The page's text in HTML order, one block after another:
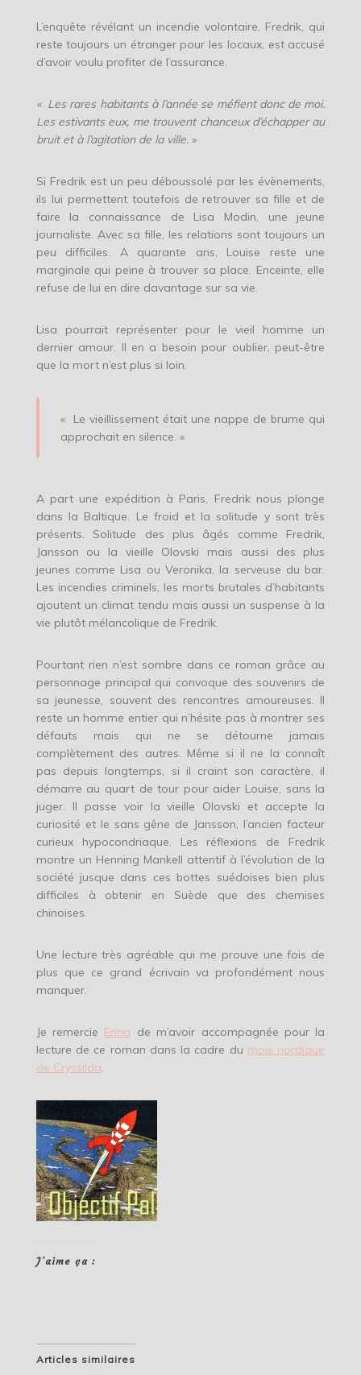
L’enquête révélant un incendie volontaire, Fredrik, qui
reste toujours un étranger pour les locaux, est accusé
d’avoir voulu profiter de l’assurance.
« Les rares habitants à l’année se méfient donc de moi.
Les estivants eux, me trouvent chanceux d’échapper au
bruit et à l’agitation de la ville. »
Si Fredrik est un peu déboussolé par les évènements,
ils lui permettent toutefois de retrouver sa fille et de
faire la connaissance de Lisa Modin, une jeune
journaliste. Avec sa fille, les relations sont toujours un
peu difficiles. A quarante ans, Louise reste une
marginale qui peine à trouver sa place. Enceinte, elle
refuse de lui en dire davantage sur sa vie.
Lisa pourrait représenter pour le vieil homme un
dernier amour. Il en a besoin pour oublier, peut-être
que la mort n’est plus si loin.
« Le vieillissement était une nappe de brume qui
approchait en silence. »
A part une expédition à Paris, Fredrik nous plonge
dans la Baltique. Le froid et la solitude y sont très
présents. Solitude des plus âgés comme Fredrik,
Jansson ou la vieille Olovski mais aussi des plus
jeunes comme Lisa ou Veronika, la serveuse du bar.
Les incendies criminels, les morts brutales d’habitants
ajoutent un climat tendu mais aussi un suspense à la
vie plutôt mélancolique de Fredrik.
Pourtant rien n’est sombre dans ce roman grâce au
personnage principal qui convoque des souvenirs de
sa jeunesse, souvent des rencontres amoureuses. Il
reste un homme entier qui n’hésite pas à montrer ses
défauts mais qui ne se détourne jamais
complètement des autres. Même si il ne la connaît
pas depuis longtemps, si il craint son caractère, il
démarre au quart de tour pour aider Louise, sans la
juger. Il passe voir la vieille Olovski et accepte la
curiosité et le sans gêne de Jansson, l’ancien facteur
curieux hypocondriaque. Les réflexions de Fredrik
montre un Henning Mankell attentif à l’évolution de la
société jusque dans ces bottes suédoises bien plus
difficiles à obtenir en Suède que des chemises
chinoises.
Une lecture très agréable qui me prouve une fois de
plus que ce grand écrivain va profondément nous
manquer.
Je remercie Enna de m’avoir accompagnée pour la
lecture de ce roman dans la cadre du mois nordique
de Cryssilda.
J’aime ça :
Articles similaires